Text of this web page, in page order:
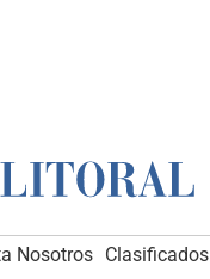
Nosotros Clasificados